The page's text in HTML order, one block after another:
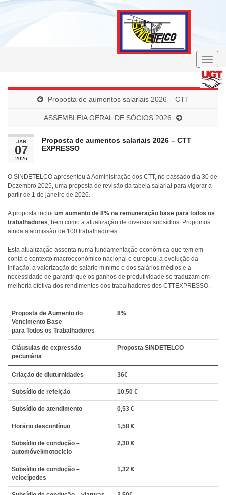
Toggle
Proposta de aumentos salariais 2026 – CTT
ASSEMBLEIA GERAL DE SÓCIOS 2026
JAN
07
2026
Proposta de aumentos salariais 2026 – CTT
EXPRESSO
O SINDETELCO apresentou à Administração dos CTT, no passado dia 30 de
Dezembro 2025, uma proposta de revisão da tabela salarial para vigorar a
partir de 1 de janeiro de 2026.
A proposta inclui um aumento de 8% na remuneração base para todos os
trabalhadores, bem como a atualização de diversos subsídios. Propomos
ainda a admissão de 100 trabalhadores.
Esta atualização assenta numa fundamentação económica que tem em
conta o contexto macroeconómico nacional e europeu, a evolução da
inflação, a valorização do salário mínimo e dos salários médios e a
necessidade de garantir que os ganhos de produtividade se traduzam em
melhoria efetiva dos rendimentos dos trabalhadores dos CTTEXPRESSO.
Proposta de Aumento do
Vencimento Base
para Todos os Trabalhadores
8%
Cláusulas de expressão
pecuniária
Proposta SINDETELCO
Criação de diuturnidades 36€
Subsídio de refeição 10,50 €
Subsídio de atendimento 0,53 €
Horário descontínuo 1,58 €
Subsídio de condução –
automóvel/motociclo
2,30 €
Subsídio de condução –
velocípedes
1,32 €